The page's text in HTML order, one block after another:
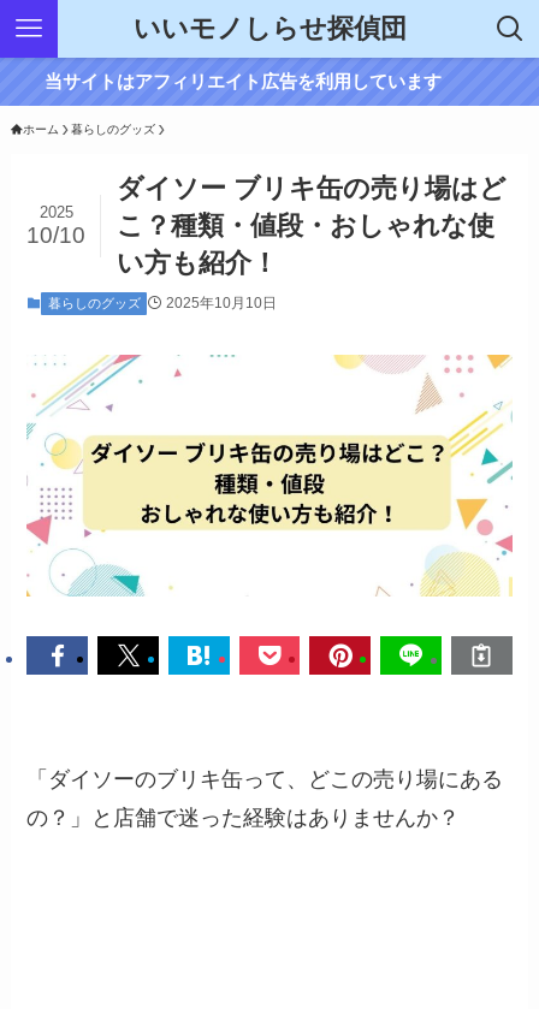
いいモノしらせ探偵団
当サイトはアフィリエイト広告を利用しています
ホーム 暮らしのグッズ
ダイソー ブリキ缶の売り場はど
こ？種類・値段・おしゃれな使
い方も紹介！
2025
10/10
暮らしのグッズ 2025年10月10日
「ダイソーのブリキ缶って、どこの売り場にある
の？」と店舗で迷った経験はありませんか？